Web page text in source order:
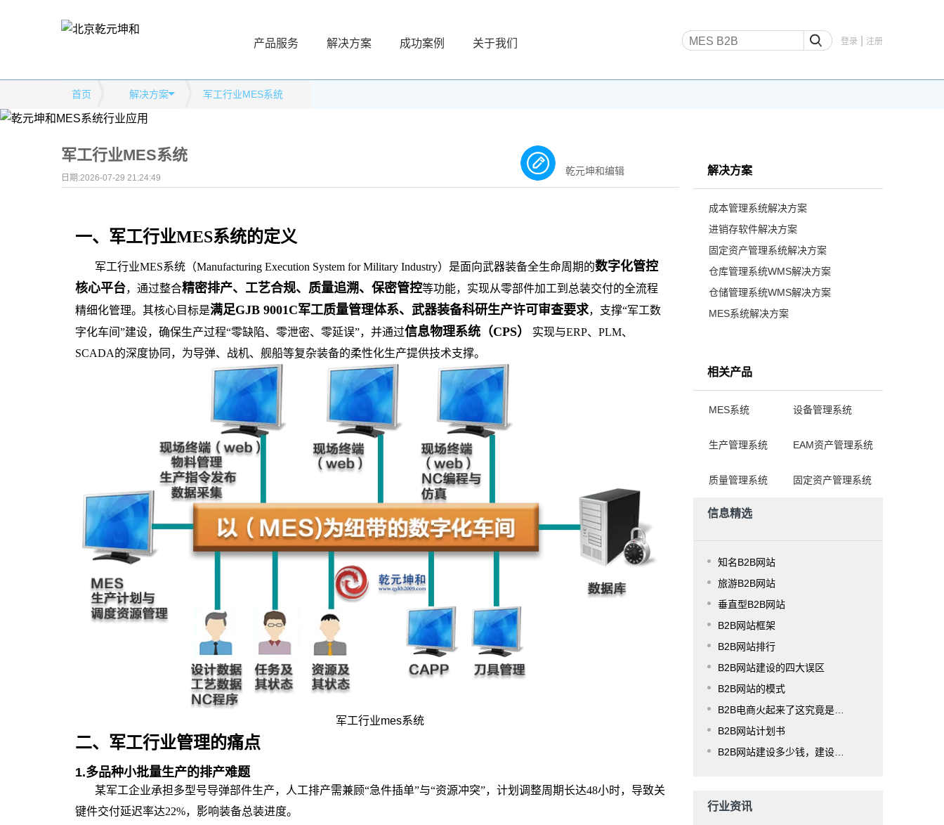
产品服务 解决方案 成功案例 关于我们 登录 注册
首页 解决方案 军工行业MES系统
军工行业MES系统
日期:2026-07-29 21:24:49
乾元坤和编辑
一、军工行业MES系统的定义
军工行业MES系统（Manufacturing Execution System for Military Industry）是面向武器装备全生命周期的数字化管控
核心平台，通过整合精密排产、工艺合规、质量追溯、保密管控等功能，实现从零部件加工到总装交付的全流程
精细化管理。其核心目标是满足GJB 9001C军工质量管理体系、武器装备科研生产许可审查要求，支撑“军工数
字化车间”建设，确保生产过程“零缺陷、零泄密、零延误”，并通过信息物理系统（CPS）
实现与ERP、PLM、
SCADA的深度协同，为导弹、战机、舰船等复杂装备的柔性化生产提供技术支撑。
军工行业mes系统
二、军工行业管理的痛点
1.多品种小批量生产的排产难题
某军工企业承担多型号导弹部件生产，人工排产需兼顾“急件插单”与“资源冲突”，计划调整周期长达48小时，导致关
键件交付延迟率达22%，影响装备总装进度。
解决方案
成本管理系统解决方案
进销存软件解决方案
固定资产管理系统解决方案
仓库管理系统WMS解决方案
仓储管理系统WMS解决方案
MES系统解决方案
相关产品
MES系统 设备管理系统
生产管理系统 EAM资产管理系统
质量管理系统 固定资产管理系统
信息精选
知名B2B网站
旅游B2B网站
垂直型B2B网站
B2B网站框架
B2B网站排行
B2B网站建设的四大误区
B2B网站的模式
B2B电商火起来了这究竟是为什么？
B2B网站计划书
B2B网站建设多少钱，建设费用是多少？
行业资讯